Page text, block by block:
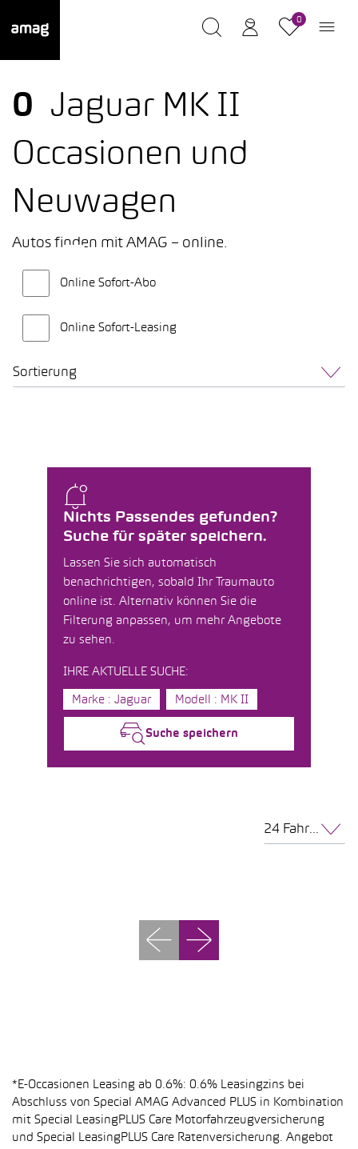
0
0
Jaguar MK II
Occasionen und
Neuwagen
Autos finden mit AMAG – online.
Online Sofort-Abo
Online Sofort-Leasing
Sortierung
Nichts Passendes gefunden?
Suche für später speichern.
Lassen Sie sich automatisch
benachrichtigen, sobald Ihr Traumauto
online ist. Alternativ können Sie die
Filterung anpassen, um mehr Angebote
zu sehen.
IHRE AKTUELLE SUCHE:
Marke : Jaguar Modell : MK II
Suche speichern
24 Fahrzeuge pro Seite
*E-Occasionen Leasing ab 0.6%: 0.6% Leasingzins bei
Abschluss von Special AMAG Advanced PLUS in Kombination
mit Special LeasingPLUS Care Motorfahrzeugversicherung
und Special LeasingPLUS Care Ratenversicherung. Angebot